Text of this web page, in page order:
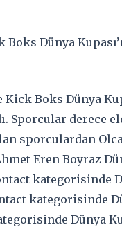
Boks Dünya
Kick Boks Dünya
Sporcular derece
sporculardan
Eren Boyraz
kategorisinde
kategorisinde
Dünya